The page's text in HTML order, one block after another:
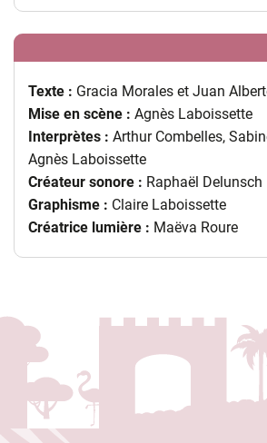
Texte : Gracia Morales et Juan
Mise en scène : Agnès Laboissette
Interprètes : Arthur Combelles,
Agnès Laboissette
Créateur sonore : Raphaël Delunsch
Graphisme : Claire Laboissette
Créatrice lumière : Maëva Roure